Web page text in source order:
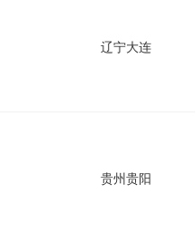
辽宁大连
贵州贵阳